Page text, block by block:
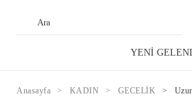
YENİ
Anasayfa KADIN GECELİK